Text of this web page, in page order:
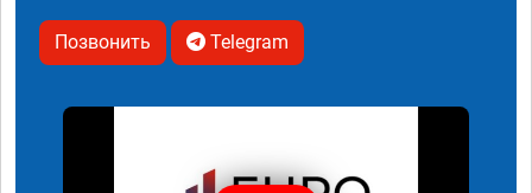
Позвонить Telegram